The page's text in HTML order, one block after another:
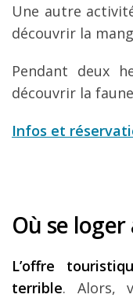
Une autre
découvrir la
Pendant deux
découvrir la
Infos et
Où se loger
L’offre
terrible. Alors,